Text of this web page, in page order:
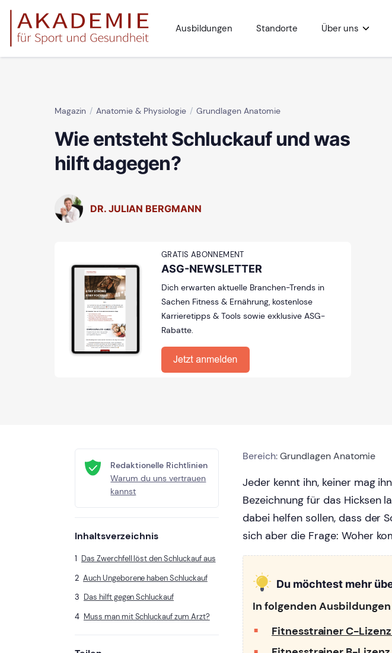
Ausbildungen Standorte Über uns
Magazin Anatomie & Physiologie Grundlagen Anatomie
Wie entsteht Schluckauf und was
hilft dagegen?
DR. JULIAN BERGMANN
GRATIS ABONNEMENT
ASG-NEWSLETTER
Dich erwarten aktuelle Branchen-Trends in
Sachen Fitness & Ernährung, kostenlose
Karrieretipps & Tools sowie exklusive ASG-
Rabatte.
Redaktionelle Richtlinien
Warum du uns vertrauen
kannst
Inhaltsverzeichnis
Das Zwerchfell löst den Schluckauf aus
Auch Ungeborene haben Schluckauf
Das hilft gegen Schluckauf
Muss man mit Schluckauf zum Arzt?
Bereich:Grundlagen Anatomie
Jeder kennt ihn, keiner mag
Bezeichnung für das Hicksen
dabei helfen sollen, dass der
sich aber die Frage: Woher
Du möchtest mehr
In folgenden
Fitnesstrainer C-